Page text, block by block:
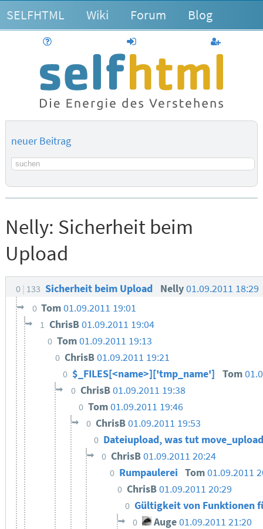
SELFHTML Wiki Forum Blog
anmelden
neuer Beitrag
Suchbegriff
Nelly: Sicherheit beim
Upload
0 133 Sicherheit beim Upload Nelly01.09.2011 18:29
0 Tom01.09.2011 19:01
1 ChrisB01.09.2011 19:04
0 Tom01.09.2011 19:13
0 ChrisB01.09.2011 19:21
0 $_FILES[<name>]['tmp_name'] Tom
0 ChrisB01.09.2011 19:38
0 Tom01.09.2011 19:46
0 ChrisB01.09.2011 19:53
0 Dateiupload, was tut
0 ChrisB01.09.2011 20:24
0 Rumpaulerei Tom01.09.2011
0 ChrisB01.09.2011 20:29
0 Gültigkeit von Funktionen
0 Auge01.09.2011 21:20